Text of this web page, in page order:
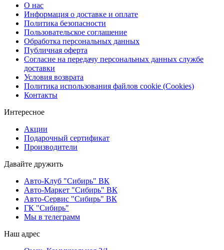
О нас
Информация о доставке и оплате
Политика безопасности
Пользовательское соглашение
Обработка персональных данных
Публичная оферта
Согласие на передачу персональных данных службе
доставки
Условия возврата
Политика использования файлов cookie (Cookies)
Контакты
Интересное
Акции
Подарочный сертификат
Производители
Давайте дружить
Авто-Клуб "Сибирь" ВК
Авто-Маркет "Сибирь" ВК
Авто-Сервис "Сибирь" ВК
ГК "Сибирь"
Мы в телеграмм
Наш адрес